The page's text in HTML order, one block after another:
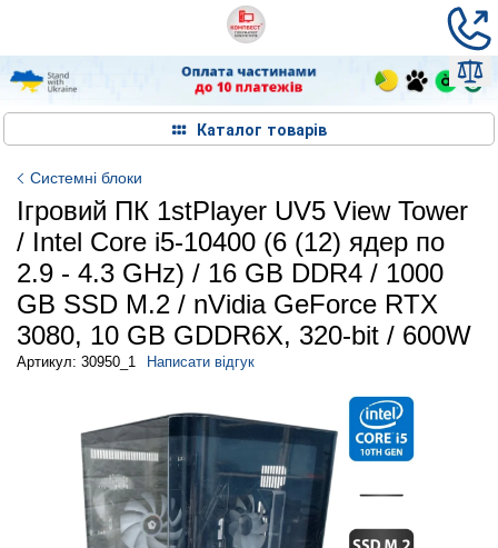
Каталог товарів
Системні блоки
Ігровий ПК 1stPlayer UV5 View Tower
/ Intel Core i5-10400 (6 (12) ядер по
2.9 - 4.3 GHz) / 16 GB DDR4 / 1000
GB SSD M.2 / nVidia GeForce RTX
3080, 10 GB GDDR6X, 320-bit / 600W
Артикул: 30950_1 Написати відгук